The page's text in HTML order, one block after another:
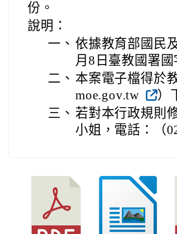
份。
說明：
一、 依據教育部國民
月8日臺教國署
二、 本案電子檔得於
moe.gov.tw
）
三、 若對本行政規則
小姐，電話：（